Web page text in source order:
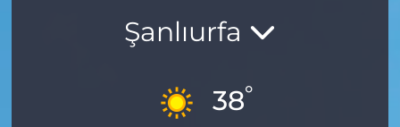
Şanlıurfa
38°